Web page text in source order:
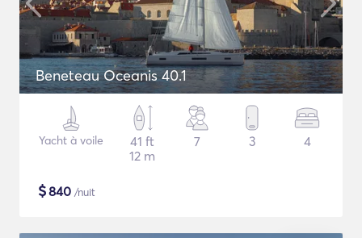
Beneteau Oceanis 40.1
Yacht à voile
41 ft
12 m
7 3 4
$840 /nuit